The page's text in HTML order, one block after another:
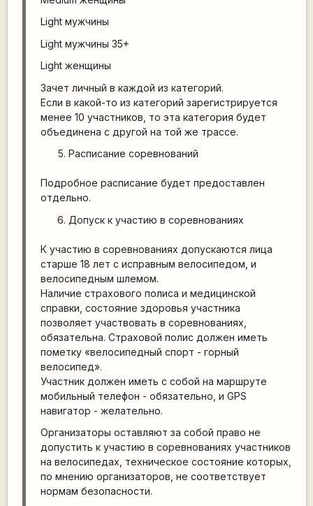
Light мужчины
Light мужчины 35+
Light женщины
Зачет личный в каждой из категорий.
Если в какой-то из категорий зарегистрируется
менее 10 участников, то эта категория будет
объединена с другой на той же трассе.
Расписание соревнований
Подробное расписание будет предоставлен
отдельно.
Допуск к участию в соревнованиях
К участию в соревнованиях допускаются лица
старше 18 лет с исправным велосипедом, и
велосипедным шлемом.
Наличие страхового полиса и медицинской
справки, состояние здоровья участника
позволяет участвовать в соревнованиях,
обязательна. Страховой полис должен иметь
пометку «велосипедный спорт - горный
велосипед».
Участник должен иметь с собой на маршруте
мобильный телефон - обязательно, и GPS
навигатор - желательно.
Организаторы оставляют за собой право не
допустить к участию в соревнованиях участников
на велосипедах, техническое состояние которых,
по мнению организаторов, не соответствует
нормам безопасности.